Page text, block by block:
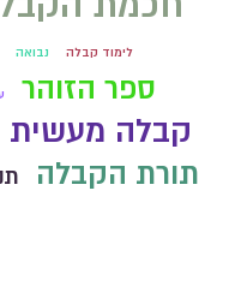
לימוד קבלה נבואה
ספר הזוהר
קבלה מעשית
תורת הקבלה